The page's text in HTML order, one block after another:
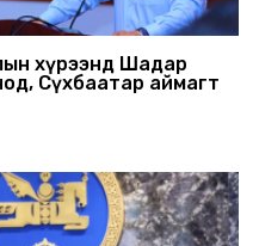
хүрээнд Шадар
Сүхбаатар аймагт